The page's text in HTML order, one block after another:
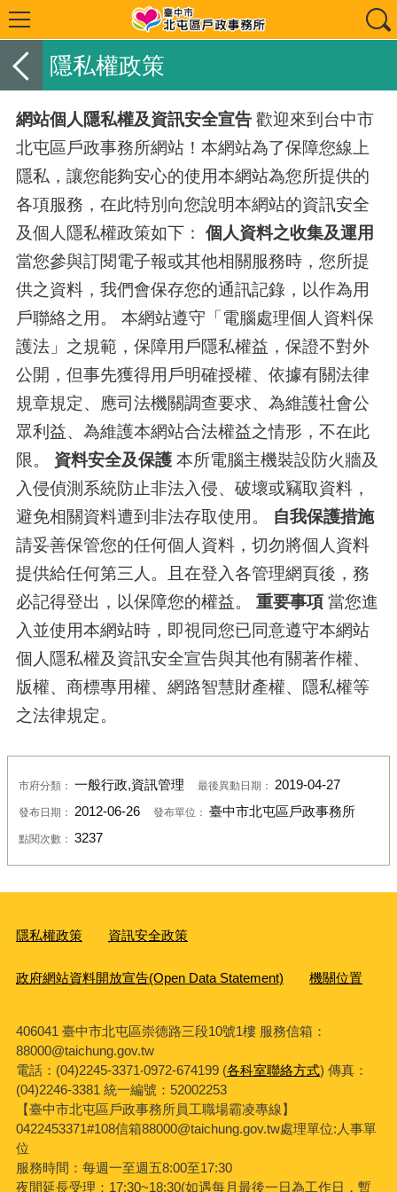
隱私權政策
網站個人隱私權及資訊安全宣告歡迎來到台中市
北屯區戶政事務所網站！本網站為了保障您線上
隱私，讓您能夠安心的使用本網站為您所提供的
各項服務，在此特別向您說明本網站的資訊安全
及個人隱私權政策如下： 個人資料之收集及運用
當您參與訂閱電子報或其他相關服務時，您所提
供之資料，我們會保存您的通訊記錄，以作為用
戶聯絡之用。 本網站遵守「電腦處理個人資料保
護法」之規範，保障用戶隱私權益，保證不對外
公開，但事先獲得用戶明確授權、依據有關法律
規章規定、應司法機關調查要求、為維護社會公
眾利益、為維護本網站合法權益之情形，不在此
限。 資料安全及保護本所電腦主機裝設防火牆及
入侵偵測系統防止非法入侵、破壞或竊取資料，
避免相關資料遭到非法存取使用。 自我保護措施
請妥善保管您的任何個人資料，切勿將個人資料
提供給任何第三人。且在登入各管理網頁後，務
必記得登出，以保障您的權益。 重要事項當您進
入並使用本網站時，即視同您已同意遵守本網站
個人隱私權及資訊安全宣告與其他有關著作權、
版權、商標專用權、網路智慧財產權、隱私權等
之法律規定。
市府分類： 一般行政,資訊管理 最後異動日期： 2019-04-27
發布日期： 2012-06-26 發布單位： 臺中市北屯區戶政事務所
點閱次數： 3237
隱私權政策 資訊安全政策
政府網站資料開放宣告(Open Data Statement) 機關位置
406041 臺中市北屯區崇德路三段10號1樓 服務信箱：
88000@taichung.gov.tw
電話：(04)2245-3371‧0972-674199 (各科室聯絡方式) 傳真：
(04)2246-3381 統一編號：52002253
【臺中市北屯區戶政事務所員工職場霸凌專線】
0422453371#108信箱88000@taichung.gov.tw處理單位:人事單
位
服務時間：每週一至週五8:00至17:30
夜間延長受理： 17:30~18:30(如遇每月最後一日為工作日，暫